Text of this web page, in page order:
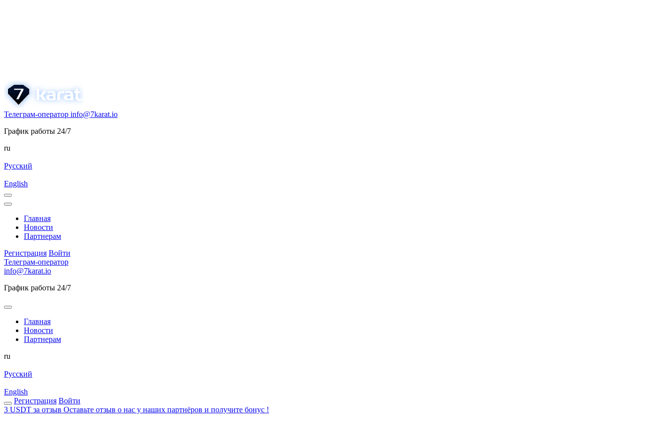
Телеграм-оператор info@7karat.io
График работы 24/7
ru
Русский
English
Главная
Новости
Партнерам
Регистрация Войти
Телеграм-оператор
info@7karat.io
График работы 24/7
Главная
Новости
Партнерам
ru
Русский
English
Регистрация Войти
3 USDT за отзыв Оставьте отзыв о нас у наших партнёров и получите бонус !